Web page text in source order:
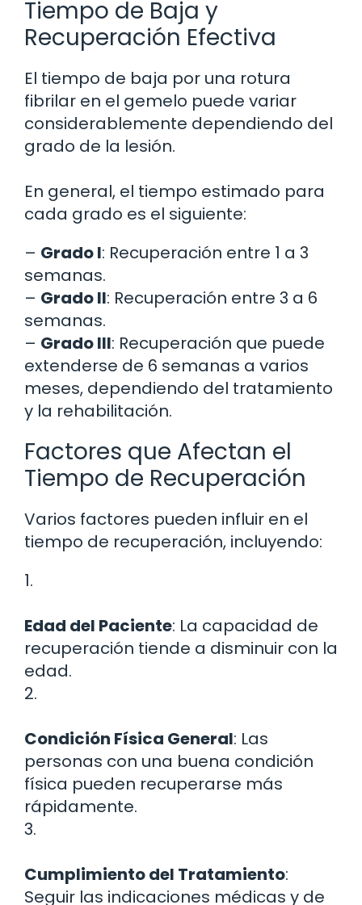
Tiempo de Baja y
Recuperación Efectiva
El tiempo de baja por una rotura
fibrilar en el gemelo puede variar
considerablemente dependiendo del
grado de la lesión.
En general, el tiempo estimado para
cada grado es el siguiente:
– Grado I: Recuperación entre 1 a 3
semanas.
– Grado II: Recuperación entre 3 a 6
semanas.
– Grado III: Recuperación que puede
extenderse de 6 semanas a varios
meses, dependiendo del tratamiento
y la rehabilitación.
Factores que Afectan el
Tiempo de Recuperación
Varios factores pueden influir en el
tiempo de recuperación, incluyendo:
1.
Edad del Paciente: La capacidad de
recuperación tiende a disminuir con la
edad.
2.
Condición Física General: Las
personas con una buena condición
física pueden recuperarse más
rápidamente.
3.
Cumplimiento del Tratamiento:
Seguir las indicaciones médicas y de